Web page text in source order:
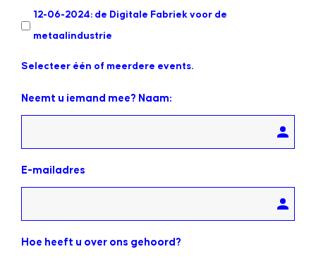
12-06-2024: de Digitale Fabriek voor de
metaalindustrie
Selecteer één of meerdere events.
Neemt u iemand mee? Naam:
E-mailadres
Hoe heeft u over ons gehoord?